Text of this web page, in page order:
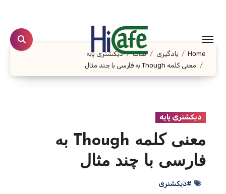
content
Home یادگیری لغات
دیکشنری پایه
معنی کلمه Though به فارسی با چند مثال
دیکشنری پایه
معنی کلمه Though به
فارسی با چند مثال
#دیکشنری